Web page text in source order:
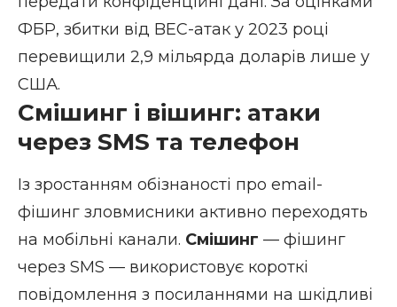
ФБР, збитки від BEC-атак у 2023 році
перевищили 2,9 мільярда доларів лише у
США.
Смішинг і вішинг: атаки
через SMS та телефон
Із зростанням обізнаності про email-
фішинг зловмисники активно переходять
на мобільні канали. Смішинг — фішинг
через SMS — використовує короткі
повідомлення з посиланнями на шкідливі